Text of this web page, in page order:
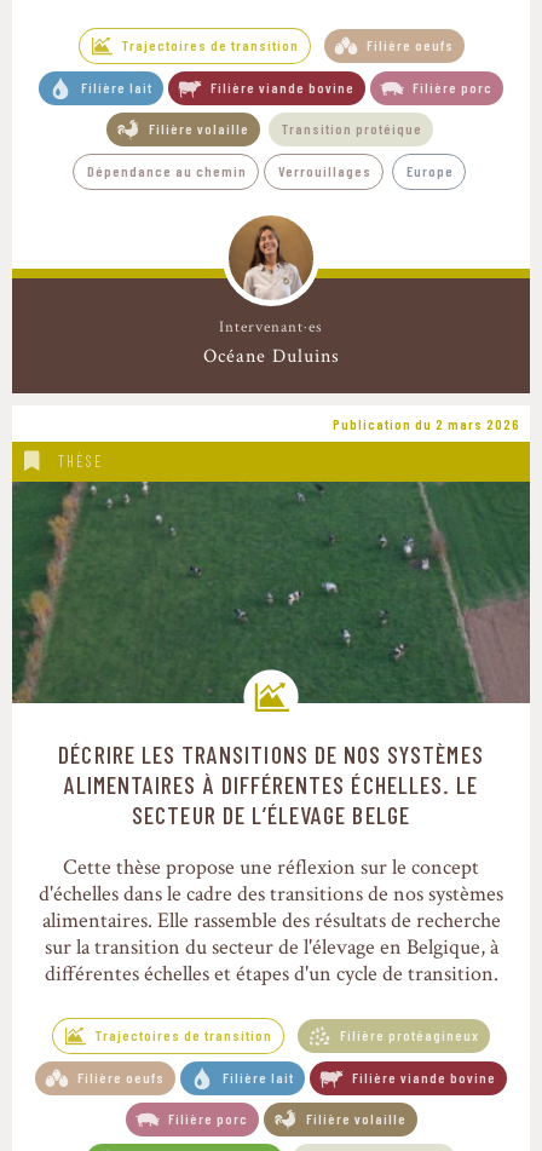
Trajectoires de transition Filière oeufs
Filière lait Filière viande bovine Filière porc
Filière volaille Transition protéique
Dépendance au chemin Verrouillages Europe
Intervenant·es
Océane Duluins
Publication du 2 mars 2026
THÈSE
Trajectoires de transition
DÉCRIRE LES TRANSITIONS DE NOS SYSTÈMES
ALIMENTAIRES À DIFFÉRENTES ÉCHELLES. LE
SECTEUR DE L’ÉLEVAGE BELGE
Cette thèse propose une réflexion sur le concept
d'échelles dans le cadre des transitions de nos systèmes
alimentaires. Elle rassemble des résultats de recherche
sur la transition du secteur de l'élevage en Belgique, à
différentes échelles et étapes d'un cycle de transition.
Trajectoires de transition Filière protéagineux
Filière oeufs Filière lait Filière viande bovine
Filière porc Filière volaille